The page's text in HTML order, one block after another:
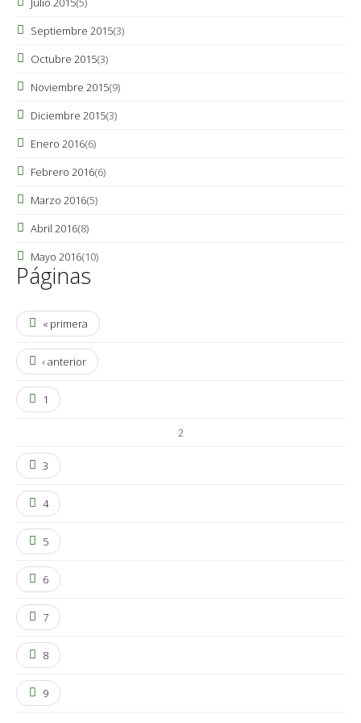
Septiembre 2015(3)
Octubre 2015(3)
Noviembre 2015(9)
Diciembre 2015(3)
Enero 2016(6)
Febrero 2016(6)
Marzo 2016(5)
Abril 2016(8)
Mayo 2016(10)
Páginas
« primera
‹ anterior
1
2
3
4
5
6
7
8
9